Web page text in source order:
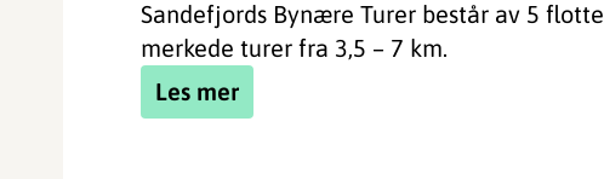
Sandefjords Bynære Turer består av 5 flotte
merkede turer fra 3,5 – 7 km.
Les mer